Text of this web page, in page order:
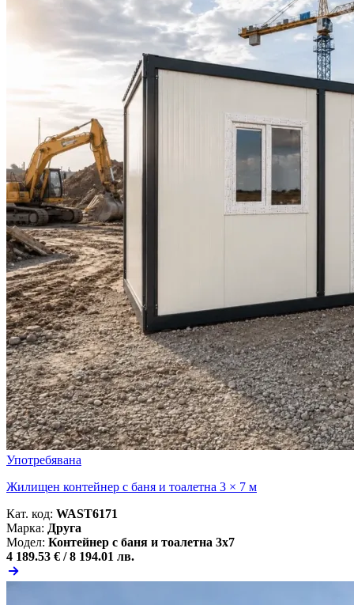
Употребявана
Жилищен контейнер с баня и тоалетна 3 × 7 м
Кат. код: WAST6171
Марка: Друга
Модел: Контейнер с баня и тоалетна 3x7
4 189.53 € / 8 194.01 лв.